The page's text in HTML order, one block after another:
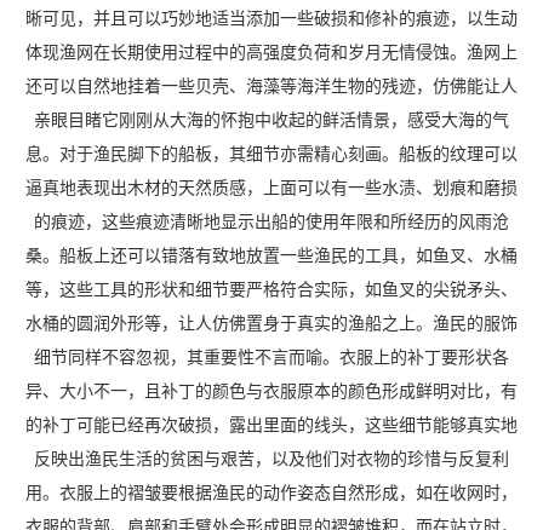
晰可见，并且可以巧妙地适当添加一些破损和修补的痕迹，以生动
体现渔网在长期使用过程中的高强度负荷和岁月无情侵蚀。渔网上
还可以自然地挂着一些贝壳、海藻等海洋生物的残迹，仿佛能让人
亲眼目睹它刚刚从大海的怀抱中收起的鲜活情景，感受大海的气
息。对于渔民脚下的船板，其细节亦需精心刻画。船板的纹理可以
逼真地表现出木材的天然质感，上面可以有一些水渍、划痕和磨损
的痕迹，这些痕迹清晰地显示出船的使用年限和所经历的风雨沧
桑。船板上还可以错落有致地放置一些渔民的工具，如鱼叉、水桶
等，这些工具的形状和细节要严格符合实际，如鱼叉的尖锐矛头、
水桶的圆润外形等，让人仿佛置身于真实的渔船之上。渔民的服饰
细节同样不容忽视，其重要性不言而喻。衣服上的补丁要形状各
异、大小不一，且补丁的颜色与衣服原本的颜色形成鲜明对比，有
的补丁可能已经再次破损，露出里面的线头，这些细节能够真实地
反映出渔民生活的贫困与艰苦，以及他们对衣物的珍惜与反复利
用。衣服上的褶皱要根据渔民的动作姿态自然形成，如在收网时，